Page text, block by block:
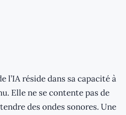
l’IA réside dans sa capacité à
Elle ne se contente pas de
des ondes sonores. Une